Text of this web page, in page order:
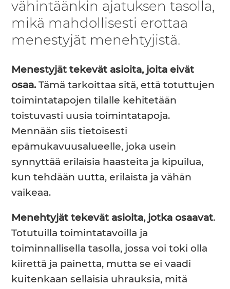
vähintäänkin ajatuksen tasolla,
mikä mahdollisesti erottaa
menestyjät menehtyjistä.
Menestyjät tekevät asioita, joita eivät
osaa.Tämä tarkoittaa sitä, että totuttujen
toimintatapojen tilalle kehitetään
toistuvasti uusia toimintatapoja.
Mennään siis tietoisesti
epämukavuusalueelle, joka usein
synnyttää erilaisia haasteita ja kipuilua,
kun tehdään uutta, erilaista ja vähän
vaikeaa.
Menehtyjät tekevät asioita, jotka osaavat.
Totutuilla toimintatavoilla ja
toiminnallisella tasolla, jossa voi toki olla
kiirettä ja painetta, mutta se ei vaadi
kuitenkaan sellaisia uhrauksia, mitä